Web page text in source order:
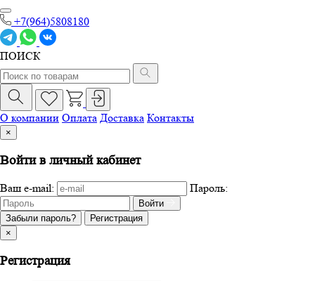
+7(964)5808180
ПОИСК
О компании Оплата Доставка Контакты
×
Войти в личный кабинет
Ваш e-mail: Пароль:
Войти
Забыли пароль?
Регистрация
×
Регистрация